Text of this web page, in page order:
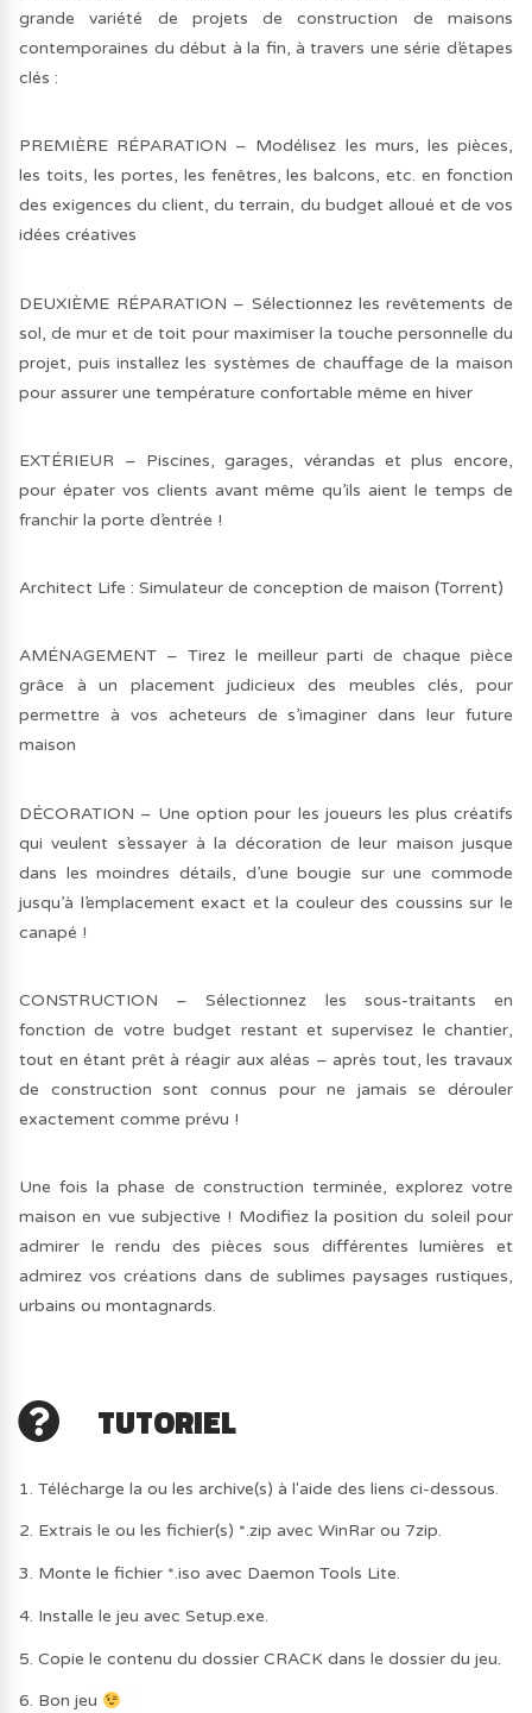
grande variété de projets de construction de maisons
contemporaines du début à la fin, à travers une série d’étapes
clés :
PREMIÈRE RÉPARATION – Modélisez les murs, les pièces,
les toits, les portes, les fenêtres, les balcons, etc. en fonction
des exigences du client, du terrain, du budget alloué et de vos
idées créatives
DEUXIÈME RÉPARATION – Sélectionnez les revêtements de
sol, de mur et de toit pour maximiser la touche personnelle du
projet, puis installez les systèmes de chauffage de la maison
pour assurer une température confortable même en hiver
EXTÉRIEUR – Piscines, garages, vérandas et plus encore,
pour épater vos clients avant même qu’ils aient le temps de
franchir la porte d’entrée !
Architect Life : Simulateur de conception de maison (Torrent)
AMÉNAGEMENT – Tirez le meilleur parti de chaque pièce
grâce à un placement judicieux des meubles clés, pour
permettre à vos acheteurs de s’imaginer dans leur future
maison
DÉCORATION – Une option pour les joueurs les plus créatifs
qui veulent s’essayer à la décoration de leur maison jusque
dans les moindres détails, d’une bougie sur une commode
jusqu’à l’emplacement exact et la couleur des coussins sur le
canapé !
CONSTRUCTION – Sélectionnez les sous-traitants en
fonction de votre budget restant et supervisez le chantier,
tout en étant prêt à réagir aux aléas – après tout, les travaux
de construction sont connus pour ne jamais se dérouler
exactement comme prévu !
Une fois la phase de construction terminée, explorez votre
maison en vue subjective ! Modifiez la position du soleil pour
admirer le rendu des pièces sous différentes lumières et
admirez vos créations dans de sublimes paysages rustiques,
urbains ou montagnards.
TUTORIEL
1. Télécharge la ou les archive(s) à l'aide des liens ci-dessous.
2. Extrais le ou les fichier(s) *.zip avec WinRar ou 7zip.
3. Monte le fichier *.iso avec Daemon Tools Lite.
4. Installe le jeu avec Setup.exe.
5. Copie le contenu du dossier CRACK dans le dossier du jeu.
6. Bon jeu